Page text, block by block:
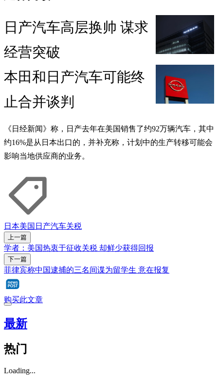
日产汽车高层换帅 谋求
经营突破
本田和日产汽车可能终
止合并谈判
《日经新闻》称，日产去年在美国销售了约92万辆汽车，其中
约16%是从日本出口的，并补充称，计划中的生产转移可能会
影响当地供应商的业务。
日本美国 日产汽车关税
上一篇
学者：美国热衷于征收关税 却鲜少获得回报
下一篇
菲律宾称中国逮捕的三名间谍为留学生 意在报复
购买此文章
最新
热门
Loading...